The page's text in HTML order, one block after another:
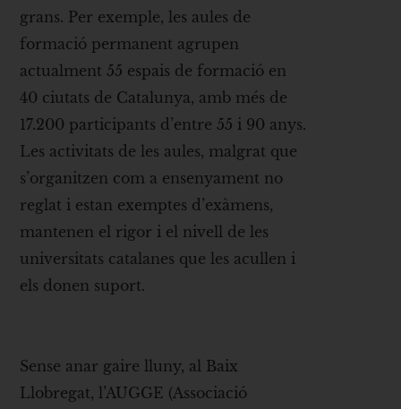
grans. Per exemple, les aules de
formació permanent agrupen
actualment 55 espais de formació en
40 ciutats de Catalunya, amb més de
17.200 participants d’entre 55 i 90 anys.
Les activitats de les aules, malgrat que
s’organitzen com a ensenyament no
reglat i estan exemptes d’exàmens,
mantenen el rigor i el nivell de les
universitats catalanes que les acullen i
els donen suport.
Sense anar gaire lluny, al Baix
Llobregat, l’AUGGE (Associació